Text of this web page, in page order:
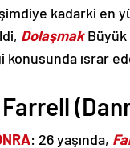
kadarki en
DolaşmakBüyük
konusunda ısrar
: 26 yaşında,